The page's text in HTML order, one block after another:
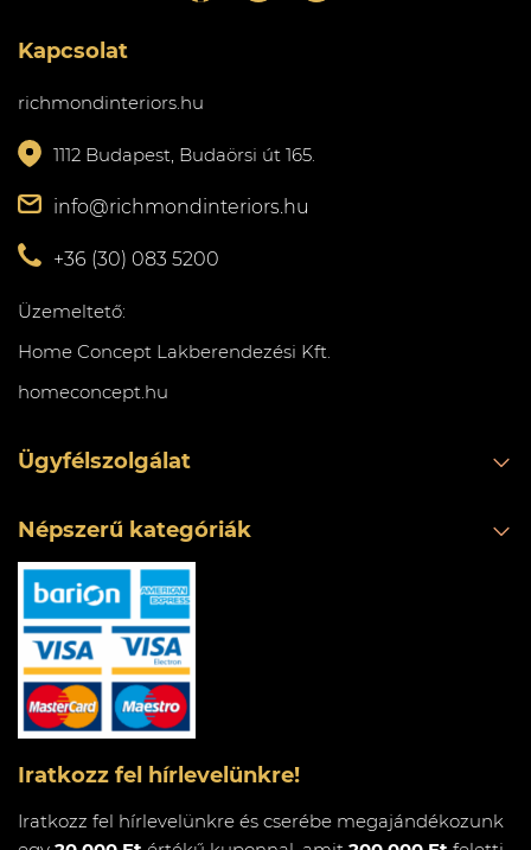
Kapcsolat
richmondinteriors.hu
1112 Budapest, Budaörsi út 165.
info@richmondinteriors.hu
+36 (30) 083 5200
Üzemeltető:
Home Concept Lakberendezési Kft.
homeconcept.hu
Ügyfélszolgálat
Népszerű kategóriák
Iratkozz fel hírlevelünkre!
Iratkozz fel hírlevelünkre és cserébe megajándékozunk